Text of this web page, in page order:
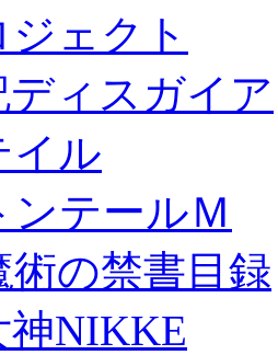
ェクト
ディスガイア
イル
ンテールＭ
術の禁書目録
神NIKKE